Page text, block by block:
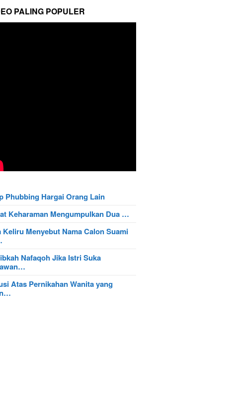
PALING POPULER
Phubbing Hargai Orang Lain
Keharaman Mengumpulkan Dua …
Keliru Menyebut Nama Calon Suami
Nafaqoh Jika Istri Suka
Atas Pernikahan Wanita yang